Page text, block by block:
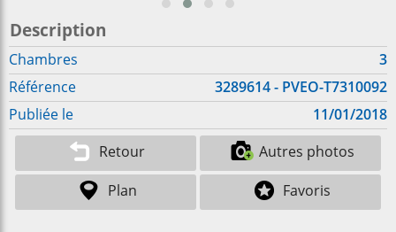
Description
Chambres
3
Référence
3289614 - PVEO-T7310092
Publiée le
11/01/2018
Retour
Autres photos
Plan
Favoris